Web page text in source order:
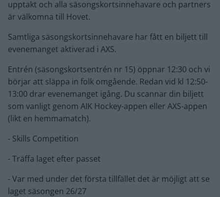
upptakt och alla säsongskortsinnehavare och partners
är välkomna till Hovet.
Samtliga säsongskortsinnehavare har fått en biljett till
evenemanget aktiverad i AXS.
Entrén (säsongskortsentrén nr 15) öppnar 12:30 och vi
börjar att släppa in folk omgående. Redan vid kl 12:50-
13:00 drar evenemanget igång. Du scannar din biljett
som vanligt genom AIK Hockey-appen eller AXS-appen
(likt en hemmamatch).
- Skills Competition
- Träffa laget efter passet
- Var med under det första tillfället det är möjligt att se
laget säsongen 26/27